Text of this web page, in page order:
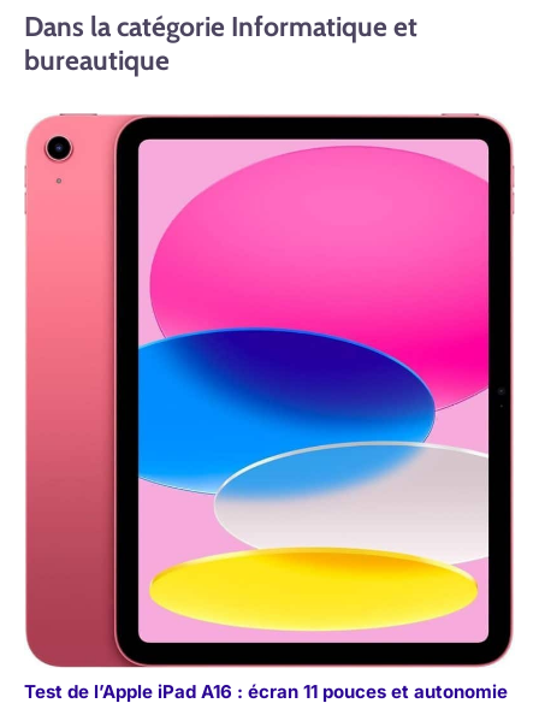
Dans la catégorie Informatique et
bureautique
Test de l’Apple iPad A16 : écran 11 pouces et autonomie